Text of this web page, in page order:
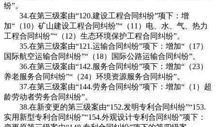
纷”。
34.在第三级案由“120.建设工程合同纠纷”项下：增
加“（10）矿山建设工程合同纠纷”“（11）电、水、气、热力
工程合同纠纷”“（12）生态环境保护工程合同纠纷”。
35.在第三级案由“121.运输合同纠纷”项下：增加“（17）
国际航空运输合同纠纷”“（18）国际公路运输合同纠纷”。
36.在第三级案由“142.服务合同纠纷”项下：增加“（23）
养老服务合同纠纷”“（24）环境资源服务合同纠纷”。
37.在第三级案由“144.劳务合同纠纷”项下：增加“（1）超
龄劳动者劳务合同纠纷”。
38.在新变更的第三级案由“152.发明专利合同纠纷”“153.
实用新型专利合同纠纷”“154.外观设计专利合同纠纷”项下：